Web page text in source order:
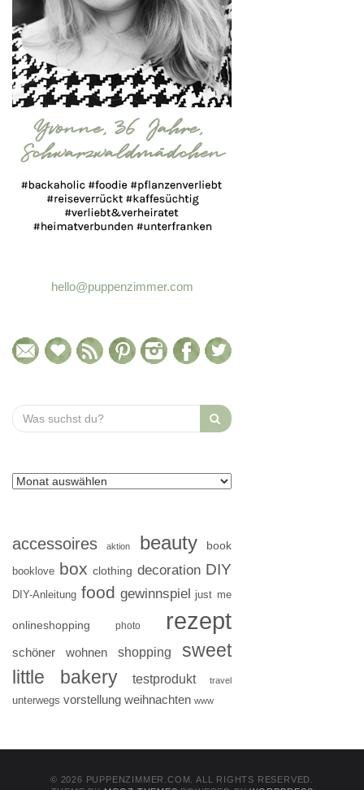
hello@puppenzimmer.com
Search
for:
accessoires aktion beauty book
booklove box clothing decoration DIY
DIY-Anleitung food gewinnspiel just me
onlineshopping photo rezept
schöner wohnen shopping
sweet
little bakery
testprodukt travel
unterwegs vorstellung weihnachten www
© 2026 PUPPENZIMMER.COM. ALL RIGHTS RESERVED.